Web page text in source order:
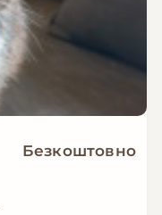
Безкоштовно